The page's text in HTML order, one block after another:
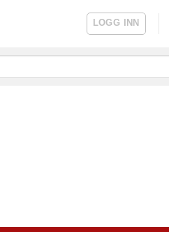
LOGG INN